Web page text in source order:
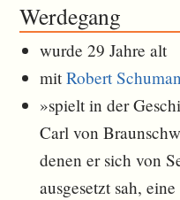
Werdegang
wurde 29 Jahre alt
mitRobert
»spielt in der
Carl von
denen er sich von
ausgesetzt sah,